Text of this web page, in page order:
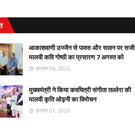
आकाशवाणी उज्जैन से पावस और सावन पर सजी
मालवी कवि गोष्ठी का प्रसारण 7 अगस्त को
अगस्त 06, 2026
मुख्यमंत्री ने किया कवयित्री संगीता तल्लेरा की
मालवी कृति ओढ़नी का विमोचन
अगस्त 01, 2026